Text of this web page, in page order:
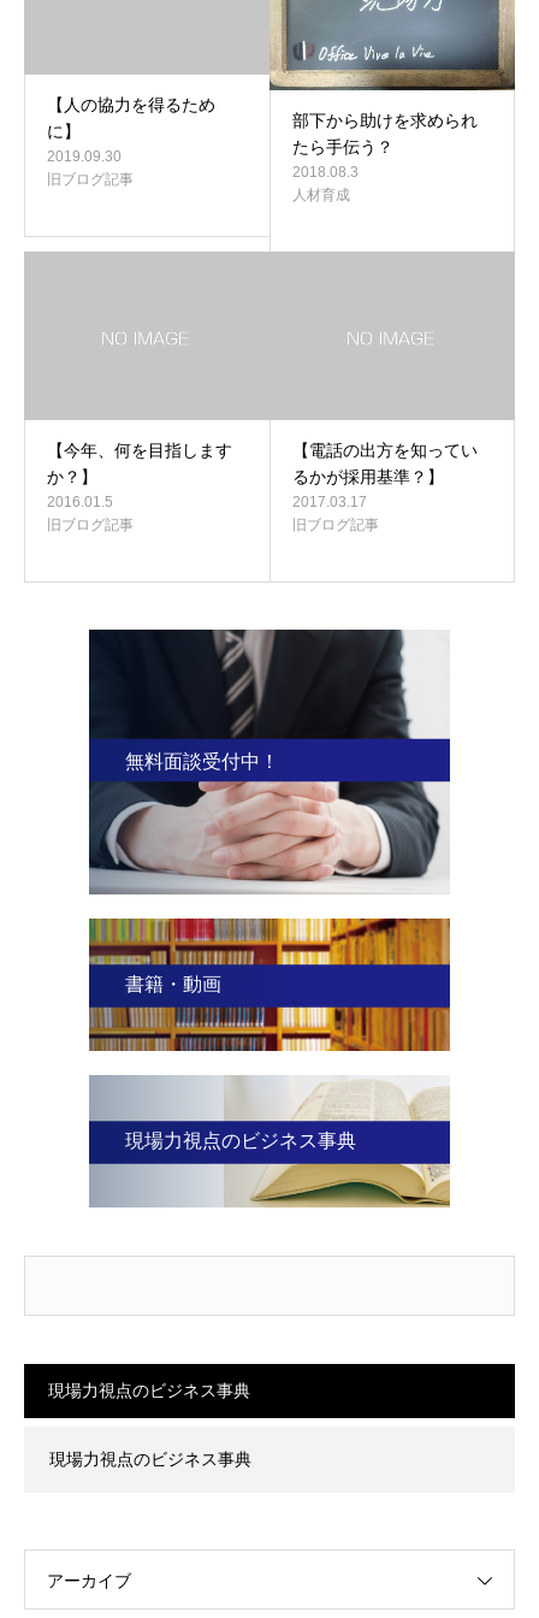
【人の協力を得るため
に】
2019.09.30
旧ブログ記事
部下から助けを求められ
たら手伝う？
2018.08.3
人材育成
【今年、何を目指します
か？】
2016.01.5
旧ブログ記事
【電話の出方を知ってい
るかが採用基準？】
2017.03.17
旧ブログ記事
無料面談受付中！
書籍・動画
現場力視点のビジネス事典
現場力視点のビジネス事典
現場力視点のビジネス事典
アーカイブ